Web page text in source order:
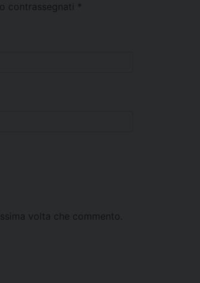
contrassegnati *
volta che commento.